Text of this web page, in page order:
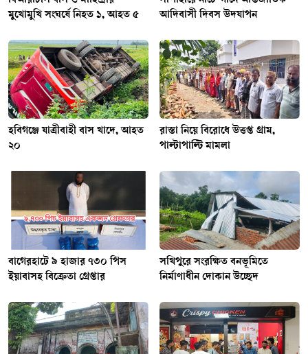
মুখোমুখি সংঘর্ষে নিহত ১, আহত ৫
আদিবাসী দিবস উদযাপন
হবিগঞ্জে যাত্রীবাহী বাস খাদে, আহত
২০
রাস্তা নিয়ে বিরোধে উত্তপ্ত গ্রাম,
পাল্টাপাল্টি মামলা
বাগেরহাটে ৯ হাজার ৭৩০ পিস
ইয়াবাসহ বিক্রেতা গ্রেপ্তার
সখিপুরে সংরক্ষিত বনভূমিতে
নির্মাণাধীন দোকান উচ্ছেদ